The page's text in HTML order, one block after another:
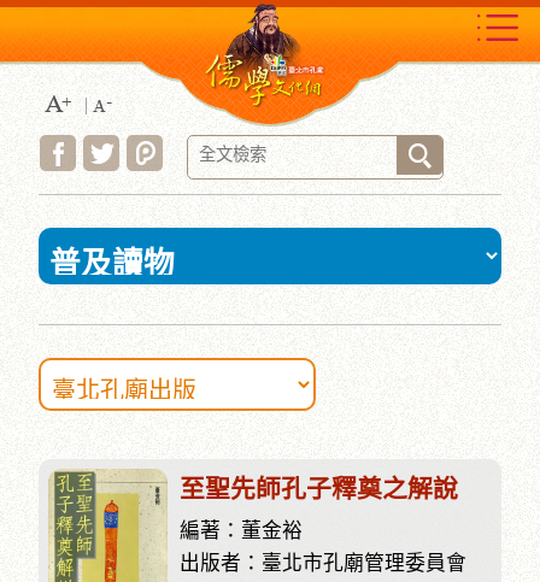
到
主
要
內
容
區
塊
:::
至聖先師孔子釋奠之解說
編著：董金裕
出版者：臺北市孔廟管理委員會